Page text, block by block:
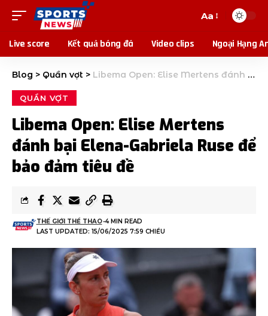
Aa
Live score Kết quả bóng đá Video clips Ngoại Hạng
Blog > Quần vợt > Libema Open: Elise Mertens đánh bại Elena-Gabriela Ruse để bảo đảm tiêu đề
QUẦN VỢT
Libema Open: Elise Mertens
đánh bại Elena-Gabriela Ruse để
bảo đảm tiêu đề
LAST UPDATED: 15/06/2025 7:59 CHIỀU
THẾ GIỚI THỂ THAO 4 MIN READ